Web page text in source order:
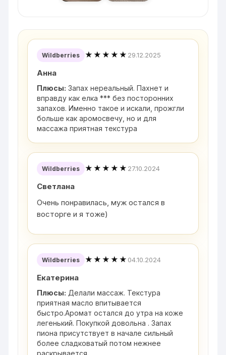
Wildberries ★★★★★ 29.12.2025
Анна
Плюсы: Запах нереальный. Пахнет и
вправду как елка *** без посторонних
запахов. Именно такое и искали, прожгли
больше как аромосвечу, но и для
массажа приятная текстура
Wildberries ★★★★★ 27.10.2024
Светлана
Очень понравилась, муж остался в
восторге и я тоже)
Wildberries ★★★★★ 04.10.2024
Екатерина
Плюсы: Делали массаж. Текстура
приятная масло впитывается
быстро.Аромат остался до утра на коже
легенький. Покупкой довольна . Запах
пиона присутствует в начале сильный
более сладковатый потом нежнее
раскрывается.